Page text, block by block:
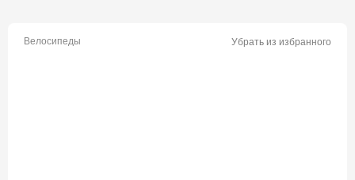
Велосипеды Убрать из избранного